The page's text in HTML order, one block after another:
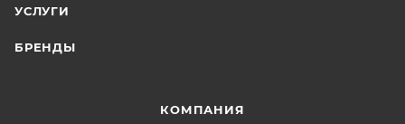
УСЛУГИ
БРЕНДЫ
КОМПАНИЯ